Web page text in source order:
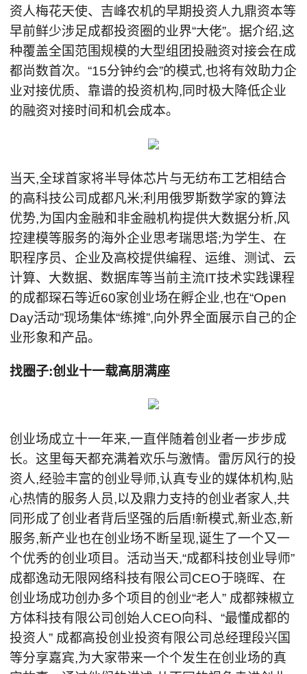
资人梅花天使、吉峰农机的早期投资人九鼎资本等
早前鲜少涉足成都投资圈的业界“大佬”。据介绍,这
种覆盖全国范围规模的大型组团投融资对接会在成
都尚数首次。“15分钟约会”的模式,也将有效助力企
业对接优质、靠谱的投资机构,同时极大降低企业
的融资对接时间和机会成本。
当天,全球首家将半导体芯片与无纺布工艺相结合
的高科技公司成都凡米;利用俄罗斯数学家的算法
优势,为国内金融和非金融机构提供大数据分析,风
控建模等服务的海外企业思考瑞思塔;为学生、在
职程序员、企业及高校提供编程、运维、测试、云
计算、大数据、数据库等当前主流IT技术实践课程
的成都琛石等近60家创业场在孵企业,也在“Open
Day活动”现场集体“练摊”,向外界全面展示自己的企
业形象和产品。
找圈子:创业十一载高朋满座
创业场成立十一年来,一直伴随着创业者一步步成
长。这里每天都充满着欢乐与激情。雷厉风行的投
资人,经验丰富的创业导师,认真专业的媒体机构,贴
心热情的服务人员,以及鼎力支持的创业者家人,共
同形成了创业者背后坚强的后盾!新模式,新业态,新
服务,新产业也在创业场不断呈现,诞生了一个又一
个优秀的创业项目。活动当天,“成都科技创业导师”
成都逸动无限网络科技有限公司CEO于晓晖、在
创业场成功创办多个项目的创业“老人” 成都辣椒立
方体科技有限公司创始人CEO向科、“最懂成都的
投资人” 成都高投创业投资有限公司总经理段兴国
等分享嘉宾,为大家带来一个个发生在创业场的真